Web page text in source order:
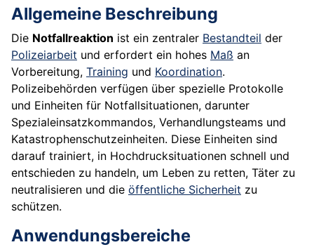
Allgemeine Beschreibung
Die Notfallreaktion ist ein zentraler Bestandteil der
Polizeiarbeit und erfordert ein hohes Maß an
Vorbereitung, Training und Koordination.
Polizeibehörden verfügen über spezielle Protokolle
und Einheiten für Notfallsituationen, darunter
Spezialeinsatzkommandos, Verhandlungsteams und
Katastrophenschutzeinheiten. Diese Einheiten sind
darauf trainiert, in Hochdrucksituationen schnell und
entschieden zu handeln, um Leben zu retten, Täter zu
neutralisieren und die öffentliche Sicherheit zu
schützen.
Anwendungsbereiche